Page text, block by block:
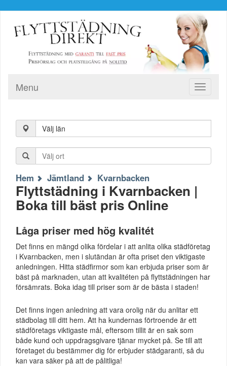
Toggle
Menu
Välj län
Hem Jämtland Kvarnbacken
Flyttstädning i Kvarnbacken |
Boka till bäst pris Online
Låga priser med hög kvalitét
Det finns en mängd olika fördelar i att anlita olika städföretag
i Kvarnbacken, men i slutändan är ofta priset den viktigaste
anledningen. Hitta städfirmor som kan erbjuda priser som är
bäst på marknaden, utan att kvalitéten på flyttstädningen har
försämrats. Boka idag till priser som är de bästa i staden!
Det finns ingen anledning att vara orolig när du anlitar ett
städbolag till ditt hem. Att ha kundernas förtroende är ett
städföretags viktigaste mål, eftersom tillit är en sak som
både kund och uppdragsgivare tjänar mycket på. Se till att
företaget du bestämmer dig för erbjuder städgaranti, så du
kan vara säker på att de pålitliga!